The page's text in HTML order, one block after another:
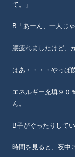
て。」
B「あーん、一人じ
腰疲れましたけど、
はあ・・・・やっぱ
エネルギー充填９０
ん。
B子がぐったりして
時間を見ると、夜中